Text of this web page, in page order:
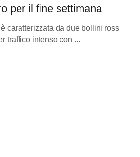
per il fine settimana
caratterizzata da due bollini rossi
traffico intenso con ...